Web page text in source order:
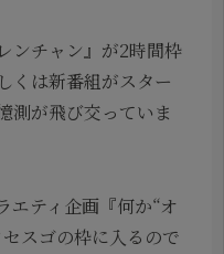
ンチャン』が2時間枠
くは新番組がスター
測が飛び交っていま
エティ企画『何か“オ
スゴの枠に入るので